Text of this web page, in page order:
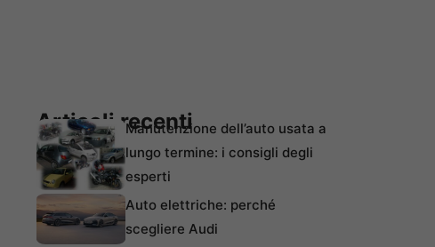
Articoli recentiManutenzione dell’auto usata a
lungo termine: i consigli degli
esperti
Auto elettriche: perché
scegliere Audi